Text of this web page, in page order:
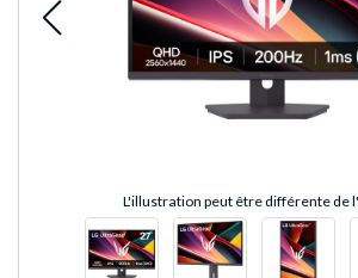
L'illustration peut être différente de